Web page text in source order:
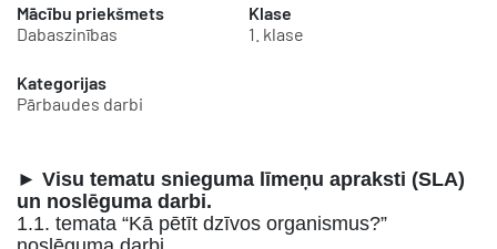
Mācību priekšmets
Dabaszinības
Klase
1. klase
Kategorijas
Pārbaudes darbi
► Visu tematu snieguma līmeņu apraksti (SLA)
un noslēguma darbi.
1.1. temata “Kā pētīt dzīvos organismus?”